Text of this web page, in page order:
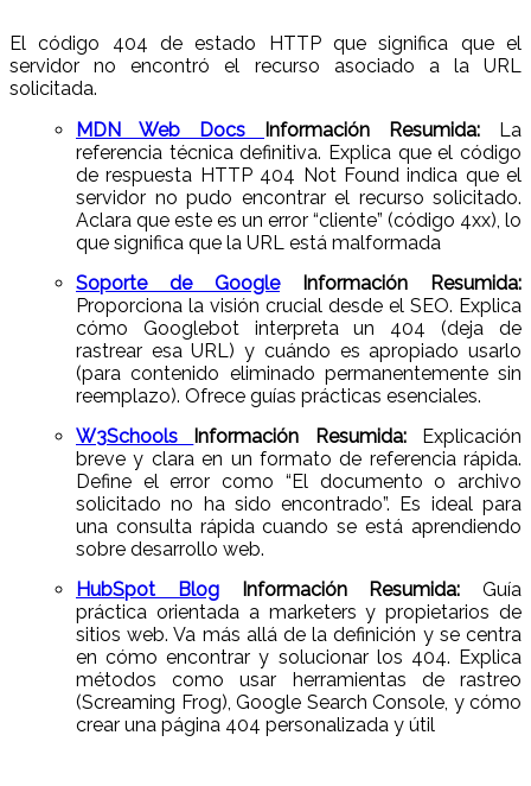
El código 404 de estado HTTP que significa que el
servidor no encontró el recurso asociado a la URL
solicitada.
MDN Web Docs
Información Resumida: La
referencia técnica definitiva. Explica que el código
de respuesta HTTP 404 Not Found indica que el
servidor no pudo encontrar el recurso solicitado.
Aclara que este es un error “cliente” (código 4xx), lo
que significa que la URL está malformada
Soporte de Google
Información Resumida:
Proporciona la visión crucial desde el SEO. Explica
cómo Googlebot interpreta un 404 (deja de
rastrear esa URL) y cuándo es apropiado usarlo
(para contenido eliminado permanentemente sin
reemplazo). Ofrece guías prácticas esenciales.
W3Schools
Información Resumida:Explicación
breve y clara en un formato de referencia rápida.
Define el error como “El documento o archivo
solicitado no ha sido encontrado”. Es ideal para
una consulta rápida cuando se está aprendiendo
sobre desarrollo web.
HubSpot Blog
Información Resumida: Guía
práctica orientada a marketers y propietarios de
sitios web. Va más allá de la definición y se centra
en cómo encontrar y solucionar los 404. Explica
métodos como usar herramientas de rastreo
(Screaming Frog), Google Search Console, y cómo
crear una página 404 personalizada y útil